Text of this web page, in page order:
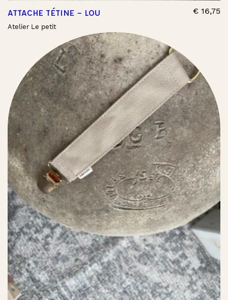
ATTACHE TÉTINE – LOU
Atelier Le petit
€ 16,75